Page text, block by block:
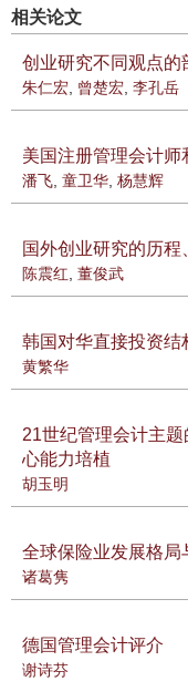
相关论文
创业研究不同观点的
朱仁宏 曾楚宏 李孔岳
美国注册管理会计
潘飞 童卫华 杨慧辉
国外创业研究的历
陈震红 董俊武
韩国对华直接投资结
黄繁华
21世纪管理会计主
心能力培植
胡玉明
全球保险业发展格局
诸葛隽
德国管理会计评介
谢诗芬